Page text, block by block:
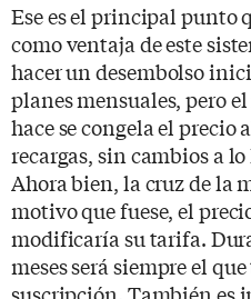
Ese es el principal punto
como ventaja de este
hacer un desembolso
planes mensuales, pero
hace se congela el precio
recargas, sin cambios a
Ahora bien, la cruz de la
motivo que fuese, el
modificaría su tarifa.
meses será siempre el